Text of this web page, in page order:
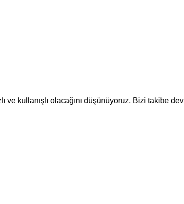
kullanışlı olacağını düşünüyoruz. Bizi takibe